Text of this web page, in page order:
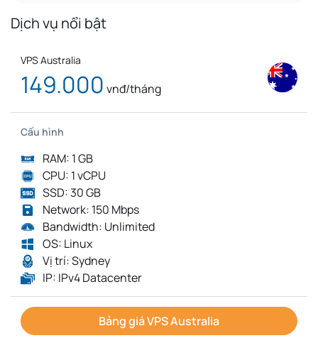
Dịch vụ nổi bật
VPS Australia
149.000 vnđ/tháng
Cấu hình
RAM: 1 GB
CPU: 1 vCPU
SSD: 30 GB
Network: 150 Mbps
Bandwidth: Unlimited
OS: Linux
Vị trí: Sydney
IP: IPv4 Datacenter
Bảng giá VPS Australia